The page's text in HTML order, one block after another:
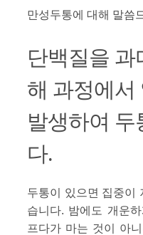
만성두통에 대해 말씀
단백질을 과
해 과정에서
발생하여 두
다.
두통이 있으면 집중이
습니다. 밤에도 개운
프다가 마는 것이 아